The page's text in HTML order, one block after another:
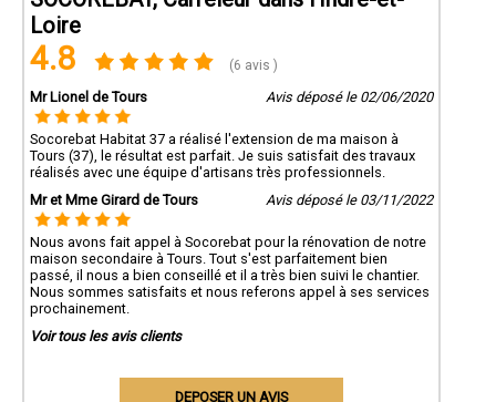
Loire
4.8 (6 avis )
Mr Lionel de Tours Avis déposé le 02/06/2020
Socorebat Habitat 37 a réalisé l'extension de ma maison à
Tours (37), le résultat est parfait. Je suis satisfait des travaux
réalisés avec une équipe d'artisans très professionnels.
Mr et Mme Girard de Tours
Avis déposé le 03/11/2022
Nous avons fait appel à Socorebat pour la rénovation de notre
maison secondaire à Tours. Tout s'est parfaitement bien
passé, il nous a bien conseillé et il a très bien suivi le chantier.
Nous sommes satisfaits et nous referons appel à ses services
prochainement.
Voir tous les avis clients
DEPOSER UN AVIS